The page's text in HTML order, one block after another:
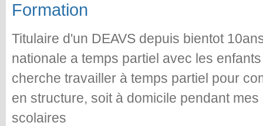
Formation
Titulaire d'un DEAVS depuis bientot
nationale a temps partiel avec les
cherche travailler à temps partiel pour
en structure, soit à domicile pendant
scolaires